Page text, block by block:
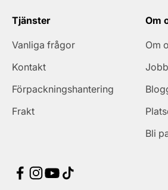
Tjänster
Vanliga frågor
Kontakt
Förpackningshantering
Frakt
Om
Om
Jobb
Bli